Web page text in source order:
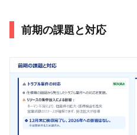
前期の課題と対応